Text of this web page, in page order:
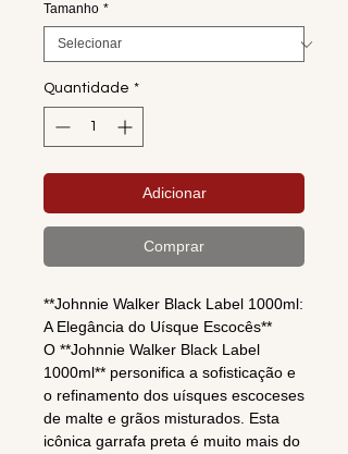
Tamanho *
Quantidade *
Adicionar
Comprar
**Johnnie Walker Black Label 1000ml:
A Elegância do Uísque Escocês**
O **Johnnie Walker Black Label
1000ml** personifica a sofisticação e
o refinamento dos uísques escoceses
de malte e grãos misturados. Esta
icônica garrafa preta é muito mais do